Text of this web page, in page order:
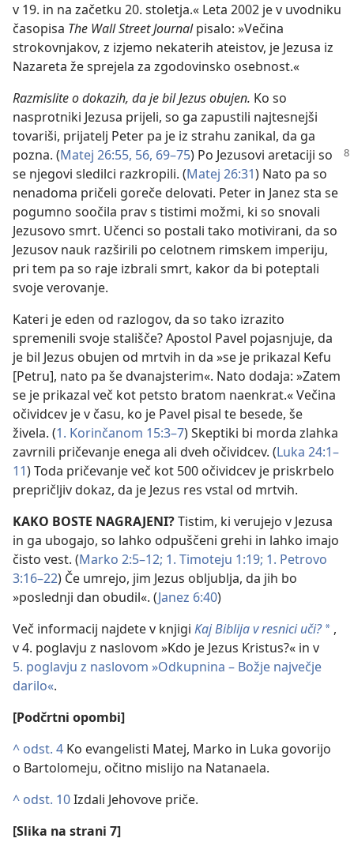
v 19. in na začetku 20. stoletja.« Leta 2002 je v uvodniku
časopisa The Wall Street Journalpisalo: »Večina
strokovnjakov, z izjemo nekaterih ateistov, je Jezusa iz
Nazareta že sprejela za zgodovinsko osebnost.«
Razmislite o dokazih, da je bil Jezus obujen. Ko so
nasprotniki Jezusa prijeli, so ga zapustili najtesnejši
tovariši, prijatelj Peter pa je iz strahu zanikal, da ga
pozna. (Matej 26:55, 56, 69–75) Po Jezusovi aretaciji so
se njegovi sledilci razkropili. (Matej 26:31) Nato pa so
nenadoma pričeli goreče delovati. Peter in Janez sta se
pogumno soočila prav s tistimi možmi, ki so snovali
Jezusovo smrt. Učenci so postali tako motivirani, da so
Jezusov nauk razširili po celotnem rimskem imperiju,
pri tem pa so raje izbrali smrt, kakor da bi poteptali
svoje verovanje.
Kateri je eden od razlogov, da so tako izrazito
spremenili svoje stališče? Apostol Pavel pojasnjuje, da
je bil Jezus obujen od mrtvih in da »se je prikazal Kefu
[Petru], nato pa še dvanajsterim«. Nato dodaja: »Zatem
se je prikazal več kot petsto bratom naenkrat.« Večina
očividcev je v času, ko je Pavel pisal te besede, še
živela. (1. Korinčanom 15:3–7) Skeptiki bi morda zlahka
zavrnili pričevanje enega ali dveh očividcev. (Luka 24:1–
11) Toda pričevanje več kot 500 očividcev je priskrbelo
prepričljiv dokaz, da je Jezus res vstal od mrtvih.
KAKO BOSTE NAGRAJENI?Tistim, ki verujejo v Jezusa
in ga ubogajo, so lahko odpuščeni grehi in lahko imajo
čisto vest. (Marko 2:5–12; 1. Timoteju 1:19; 1. Petrovo
3:16–22) Če umrejo, jim Jezus obljublja, da jih bo
»poslednji dan obudil«. (Janez 6:40)
Več informacij najdete v knjigi Kaj Biblija v resnici uči? * ,
v 4. poglavju z naslovom »Kdo je Jezus Kristus?« in v
5. poglavju z naslovom »Odkupnina – Božje največje
darilo«.
[Podčrtni opombi]
^ odst. 4 Ko evangelisti Matej, Marko in Luka govorijo
o Bartolomeju, očitno mislijo na Natanaela.
^ odst. 10Izdali Jehovove priče.
[Slika na strani 7]